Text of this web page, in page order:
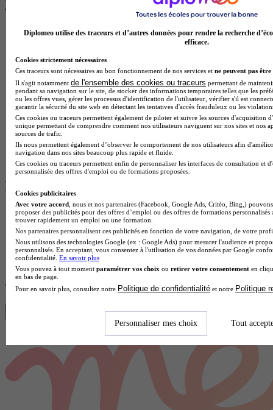
Je trouve mon école en 1 minute !
Réponds à quelques questions pour découvrir les formations
qui te correspondent.
Quel est ton statut ?
À quel niveau seras-tu pour cette formation ?
En quelle classe es-tu ?
Commencer
Les sujets les plus populaires
Métiers et secteurs
Que faire après...
Parcoursup
Spécialités du bac
Salaires
Gérer son budget
Trouve ton diplôme en 1 min avec Diplomeo !
Diplomeo utilise des traceurs et d’autres données pour rendre la recherche
efficace.
Cookies strictement nécessaires
Ces traceurs sont nécessaires au bon fonctionnement de nos services et ne peuvent pas être
Il s'agit notamment de l'ensemble des cookies ou traceurs permettant de
pendant sa navigation sur le site, de stocker des informations temporaires telles que les
ou les offres vues, gérer les processus d'identification de l'utilisateur, vérifier s'il est
garantir la sécurité du site web en détectant les tentatives d'accès frauduleux ou les
Ces cookies ou traceurs permettent également de piloter et suivre les sources d'acquisition
unique permettant de comprendre comment nos utilisateurs naviguent sur nos sites et nos
sources de trafic.
Ils nous permettent également d’observer le comportement de nos utilisateurs afin
navigation dans nos sites beaucoup plus rapide et fluide.
Ces cookies ou traceurs permettent enfin de personnaliser les interfaces de consultation et
personnalisée des offres d'emploi ou de formations proposées.
Cookies publicitaires
Avec votre accord , nous et nos partenaires (Facebook, Google Ads, Critéo, Bing,)
proposer des publicités pour des offres d’emploi ou des offres de formations
trouver rapidement un emploi ou une formation.
Nos partenaires personnalisent ces publicités en fonction de votre navigation, de votre
Nous utilisons des technologies Google (ex : Google Ads) pour mesurer l'audience et
personnalisés. En acceptant, vous consentez à l'utilisation de vos données par Google
confidentialité. En savoir plus
Vous pouvez à tout moment paramétrer vos choix ou retirer votre consentement en
en bas de page.
Pour en savoir plus, consultez notre Politique de confidentialité et notre Politique
Personnaliser mes choix Tout